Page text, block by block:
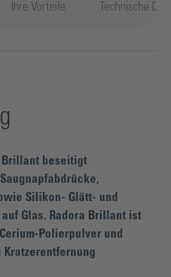
Ihre Vorteile Technische
Brillant beseitigt
Silikon- Glätt- und
Glas. Radora Brillant ist
Polierpulver und